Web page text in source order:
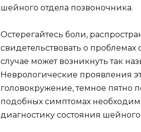
шейного отдела позвоночника.
Остерегайтесь боли,
свидетельствовать о
случае может возникнуть так
Неврологические проявления
головокружение, темное пятно
подобных симптомах
диагностику состояния